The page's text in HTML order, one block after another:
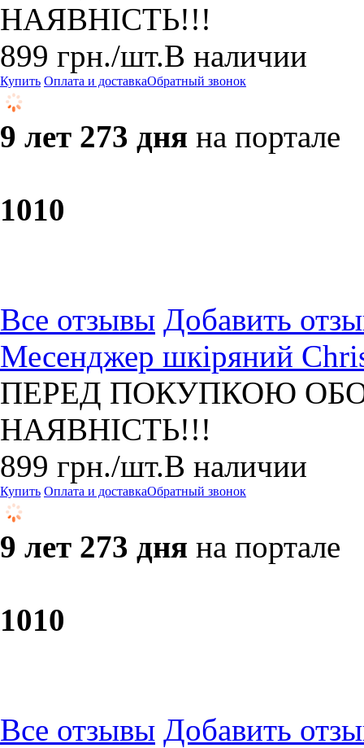
НАЯВНІСТЬ!!!
899 грн./шт.В наличии
Купить Оплата и доставкаОбратный звонок
9 лет 273 дня на портале
1010
Все отзывы Добавить
Месенджер шкіряний
ПЕРЕД ПОКУПКОЮ
НАЯВНІСТЬ!!!
899 грн./шт.В наличии
Купить Оплата и доставкаОбратный звонок
9 лет 273 дня на портале
1010
Все отзывы Добавить